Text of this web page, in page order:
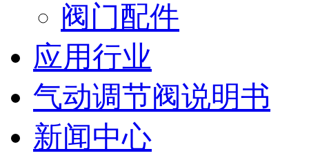
阀门配件
应用行业
气动调节阀说明书
新闻中心